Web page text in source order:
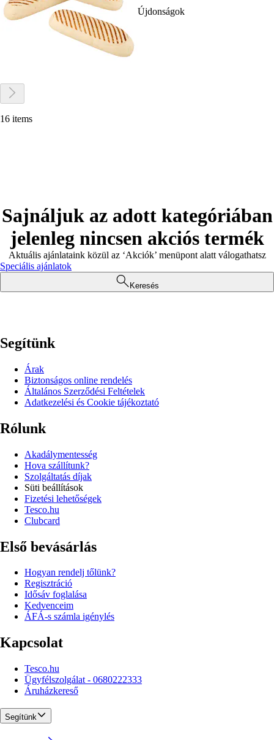
Újdonságok
16 items
Sajnáljuk az adott kategóriában
jelenleg nincsen akciós termék
Aktuális ajánlataink közül az ‘Akciók’ menüpont alatt válogathatsz
Speciális ajánlatok
Keresés
Segítünk
Árak
Biztonságos online rendelés
Általános Szerződési Feltételek
Adatkezelési és Cookie tájékoztató
Rólunk
Akadálymentesség
Hova szállítunk?
Szolgáltatás díjak
Süti beállítások
Fizetési lehetőségek
Tesco.hu
Clubcard
Első bevásárlás
Hogyan rendelj tőlünk?
Regisztráció
Idősáv foglalása
Kedvenceim
ÁFÁ-s számla igénylés
Kapcsolat
Tesco.hu
Ügyfélszolgálat - 0680222333
Áruházkereső
Segítünk